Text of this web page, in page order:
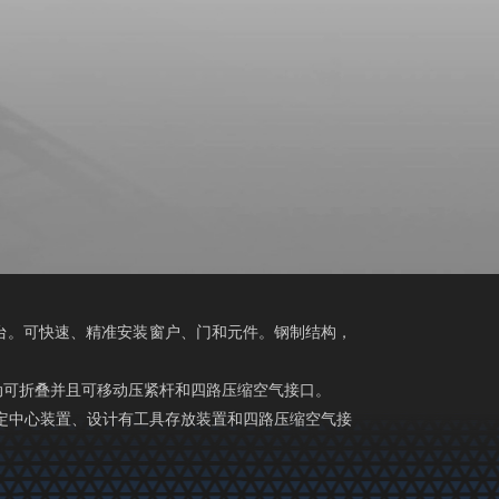
可快速、精准安装窗户、门和元件。钢制结构，
折叠并且可移动压紧杆和四路压缩空气接口。
中心装置、设计有工具存放装置和四路压缩空气接